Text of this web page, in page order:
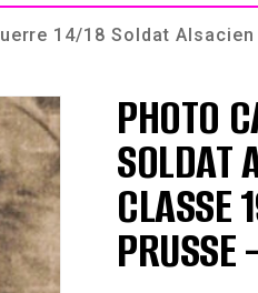
14/18 Soldat
PHOTO
SOLDAT
CLASSE
PRUSSE